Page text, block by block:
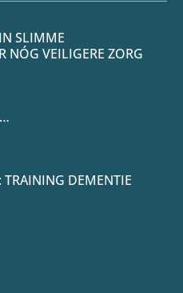
SLIMME
NÓG VEILIGERE ZORG
TRAINING DEMENTIE